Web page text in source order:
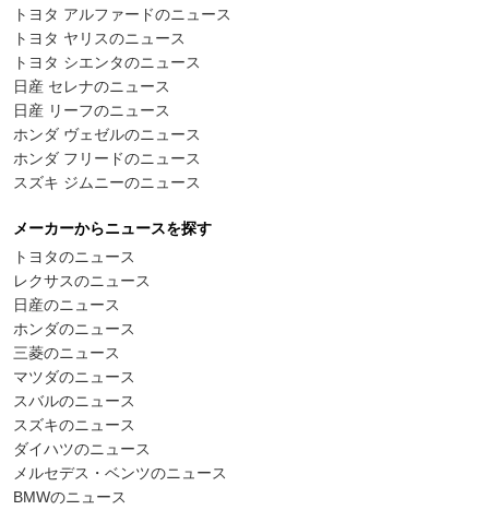
トヨタ アルファードのニュース
トヨタ ヤリスのニュース
トヨタ シエンタのニュース
日産 セレナのニュース
日産 リーフのニュース
ホンダ ヴェゼルのニュース
ホンダ フリードのニュース
スズキ ジムニーのニュース
メーカーからニュースを探す
トヨタのニュース
レクサスのニュース
日産のニュース
ホンダのニュース
三菱のニュース
マツダのニュース
スバルのニュース
スズキのニュース
ダイハツのニュース
メルセデス・ベンツのニュース
BMWのニュース